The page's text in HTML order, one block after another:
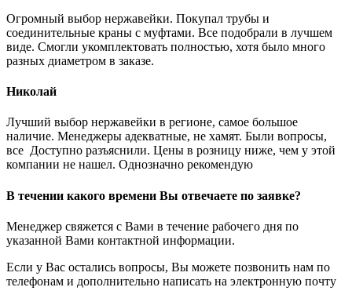
Огромный выбор нержавейки. Покупал трубы и
соединительные краны с муфтами. Все подобрали в лучшем
виде. Смогли укомплектовать полностью, хотя было много
разных диаметром в заказе.
Николай
Лучший выбор нержавейки в регионе, самое большое
наличие. Менеджеры адекватные, не хамят. Были вопросы,
все Доступно разъяснили. Цены в розницу ниже, чем у этой
компании не нашел. Однозначно рекомендую
В течении какого времени Вы отвечаете по заявке?
Менеджер свяжется с Вами в течение рабочего дня по
указанной Вами контактной информации.
Если у Вас остались вопросы, Вы можете позвонить нам по
телефонам и дополнительно написать на электронную почту